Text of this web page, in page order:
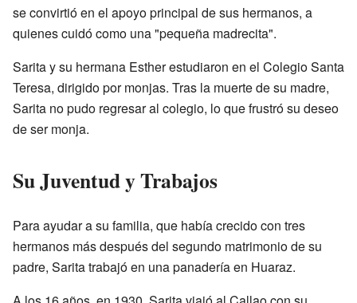
se convirtió en el apoyo principal de sus hermanos, a
quienes cuidó como una "pequeña madrecita".
Sarita y su hermana Esther estudiaron en el Colegio Santa
Teresa, dirigido por monjas. Tras la muerte de su madre,
Sarita no pudo regresar al colegio, lo que frustró su deseo
de ser monja.
Su Juventud y Trabajos
Para ayudar a su familia, que había crecido con tres
hermanos más después del segundo matrimonio de su
padre, Sarita trabajó en una panadería en Huaraz.